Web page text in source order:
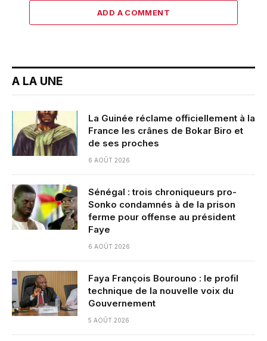
ADD A COMMENT
A LA UNE
La Guinée réclame officiellement à la
France les crânes de Bokar Biro et
de ses proches
6 AOÛT 2026
Sénégal : trois chroniqueurs pro-
Sonko condamnés à de la prison
ferme pour offense au président
Faye
6 AOÛT 2026
Faya François Bourouno : le profil
technique de la nouvelle voix du
Gouvernement
5 AOÛT 2026